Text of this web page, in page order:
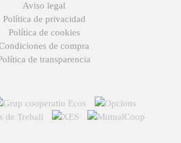
Aviso legal
Política de privacidad
Política de cookies
de compra
de transparencia